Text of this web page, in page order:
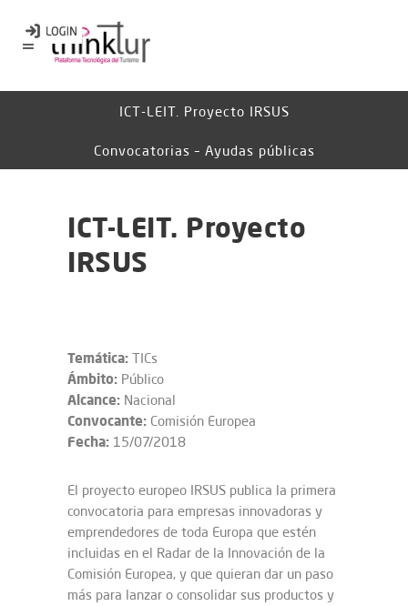
ICT-LEIT. Proyecto IRSUS
Convocatorias – Ayudas públicas
ICT-LEIT. Proyecto
IRSUS
Temática: TICs
Ámbito: Público
Alcance: Nacional
Convocante: Comisión Europea
Fecha: 15/07/2018
El proyecto europeo IRSUS publica la primera
convocatoria para empresas innovadoras y
emprendedores de toda Europa que estén
incluidas en el Radar de la Innovación de la
Comisión Europea, y que quieran dar un paso
más para lanzar o consolidar sus productos y